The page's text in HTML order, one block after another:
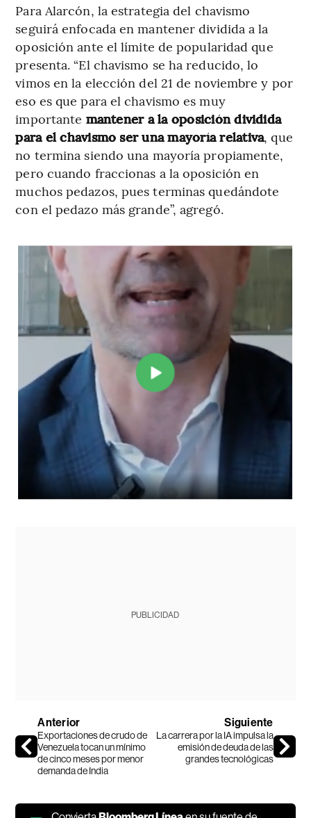
Para Alarcón, la estrategia del chavismo
seguirá enfocada en mantener dividida a la
oposición ante el límite de popularidad que
presenta. “El chavismo se ha reducido, lo
vimos en la elección del 21 de noviembre y por
eso es que para el chavismo es muy
importante mantener a la oposición dividida
para el chavismo ser una mayoría relativa, que
no termina siendo una mayoría propiamente,
pero cuando fraccionas a la oposición en
muchos pedazos, pues terminas quedándote
con el pedazo más grande”, agregó.
PUBLICIDAD
Anterior
Exportaciones de crudo de
Venezuela tocan un mínimo
de cinco meses por menor
demanda de India
Siguiente
La carrera por la IA impulsa la
emisión de deuda de las
grandes tecnológicas